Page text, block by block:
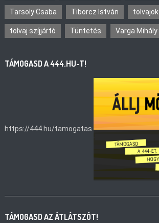
Tarsoly Csaba Tiborcz István tolvajok
tolvaj szíjjártó Tüntetés Varga Mihály
TÁMOGASD A 444.HU-T!
https://444.hu/tamogatas
TÁMOGASD AZ ÁTLÁTSZÓT!